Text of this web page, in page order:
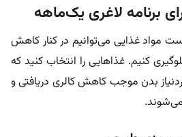
برنامه لاغری یک‌ماهه
مواد غذایی می‌توانیم در کنار کاهش
کنیم. غذاهایی را انتخاب کنید که
بدن موجب کاهش کالری دریافتی و